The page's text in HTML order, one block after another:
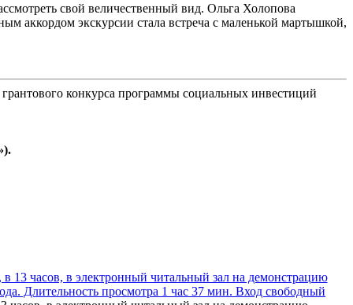
свой величественный вид. Ольга Холопова
аккордом экскурсии стала встреча с маленькой мартышкой,
грантового конкурса программы социальных инвестиций